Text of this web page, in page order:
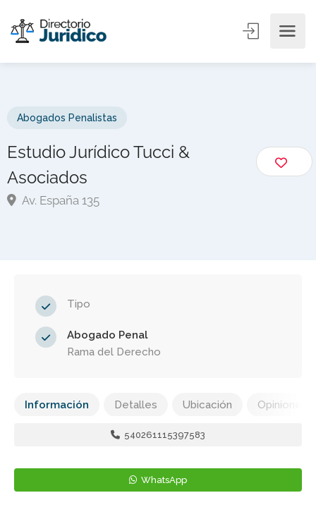
Abogados Penalistas
Estudio Jurídico Tucci &
Asociados
Av. España 135
Tipo
Abogado Penal
Rama del Derecho
Información Detalles Ubicación Opiniones
540261115397583
WhatsApp